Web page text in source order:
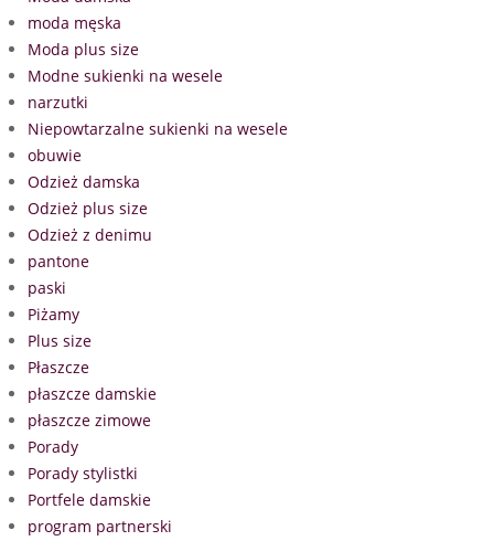
moda męska
Moda plus size
Modne sukienki na wesele
narzutki
Niepowtarzalne sukienki na wesele
obuwie
Odzież damska
Odzież plus size
Odzież z denimu
pantone
paski
Piżamy
Plus size
Płaszcze
płaszcze damskie
płaszcze zimowe
Porady
Porady stylistki
Portfele damskie
program partnerski